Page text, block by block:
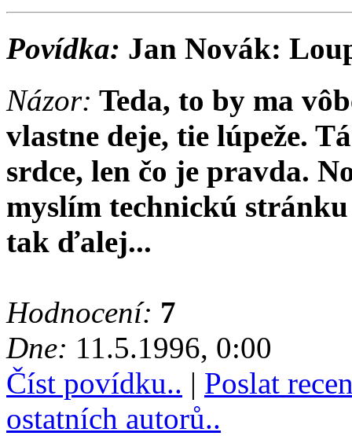
Povídka: Jan Novák:
Názor: Teda, to by ma
vlastne deje, tie lúpeže.
srdce, len čo je pravda.
myslím technickú
tak ďalej...
Hodnocení: 7
Dne: 11.5.1996, 0:00
Číst povídku.. | Poslat
ostatních autorů..